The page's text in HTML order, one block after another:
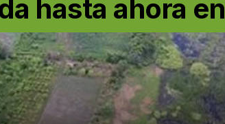
hasta ahora en